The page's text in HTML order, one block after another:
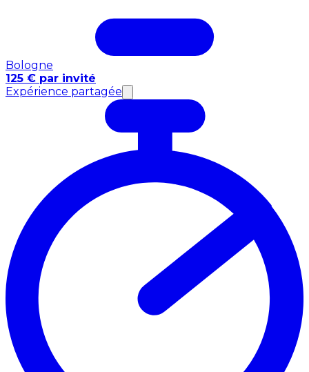
Bologne
125 € par invité
Expérience partagée